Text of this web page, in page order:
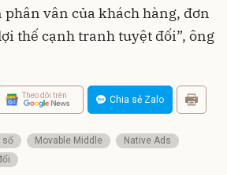
phân vân của khách hàng, đơn
thế cạnh tranh tuyệt đối”, ông
Theo dõi trên Chia sẻ Zalo
số Movable Middle
Native Ads